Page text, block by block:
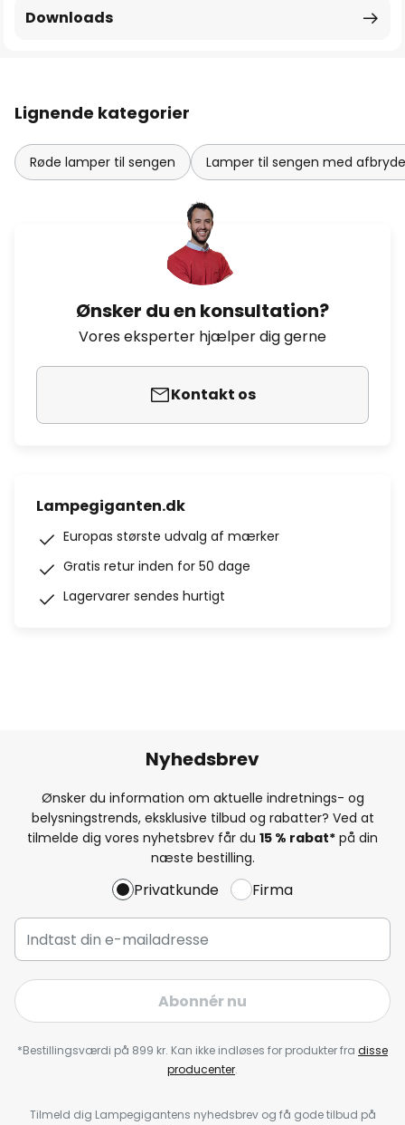
Downloads
Lignende kategorier
Røde lamper til sengen Lamper til sengen med
Ønsker du en konsultation?
Vores eksperter hjælper dig gerne
Kontakt os
Lampegiganten.dk
Europas største udvalg af mærker
Gratis retur inden for 50 dage
Lagervarer sendes hurtigt
Nyhedsbrev
Ønsker du information om aktuelle indretnings- og
belysningstrends, eksklusive tilbud og rabatter? Ved at
tilmelde dig vores nyhetsbrev får du 15 % rabat* på din
næste bestilling.
Privatkunde Firma
Abonnér nu
*Bestillingsværdi på 899 kr. Kan ikke indløses for produkter fra disse
producenter.
Tilmeld dig Lampegigantens nyhedsbrev og få gode tilbud på